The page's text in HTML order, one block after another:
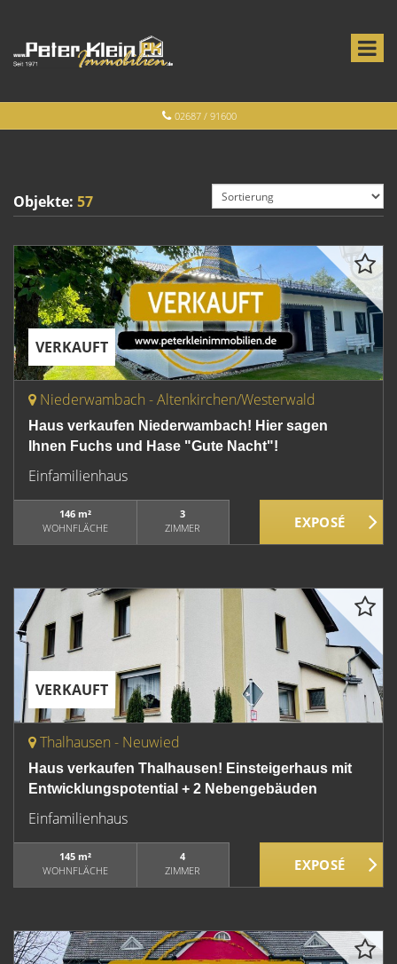
02687 / 91600
Objekte: 57
VERKAUFT
Niederwambach - Altenkirchen/Westerwald
Haus verkaufen Niederwambach! Hier sagen
Ihnen Fuchs und Hase "Gute Nacht"!
Einfamilienhaus
146 m²
WOHNFLÄCHE
3
ZIMMER
VERKAUFT
Thalhausen - Neuwied
Haus verkaufen Thalhausen! Einsteigerhaus mit
Entwicklungspotential + 2 Nebengebäuden
Einfamilienhaus
145 m²
WOHNFLÄCHE
4
ZIMMER